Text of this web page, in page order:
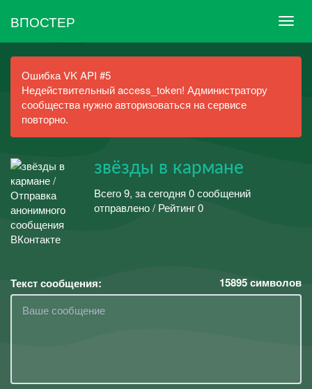
ВПОСТЕР
Ошибка VK API #5
Недействительный access_token! Администратору
сообщества нужно авторизоваться на сервисе
повторно.
звёзды в кармане
Всего 9, за сегодня 0 сообщений
отправлено / Рейтинг 0
Текст сообщения: 15895символов